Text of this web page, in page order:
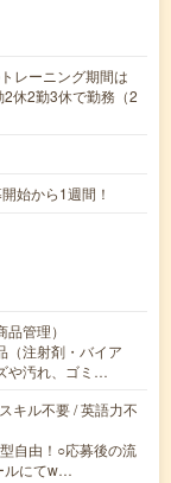
レーニング期間は
休2勤3休で勤務（2
始から1週間！
管理）
（注射剤・バイア
や汚れ、ゴミ…
キル不要 / 英語力不
自由！○応募後の流
ルにてw…